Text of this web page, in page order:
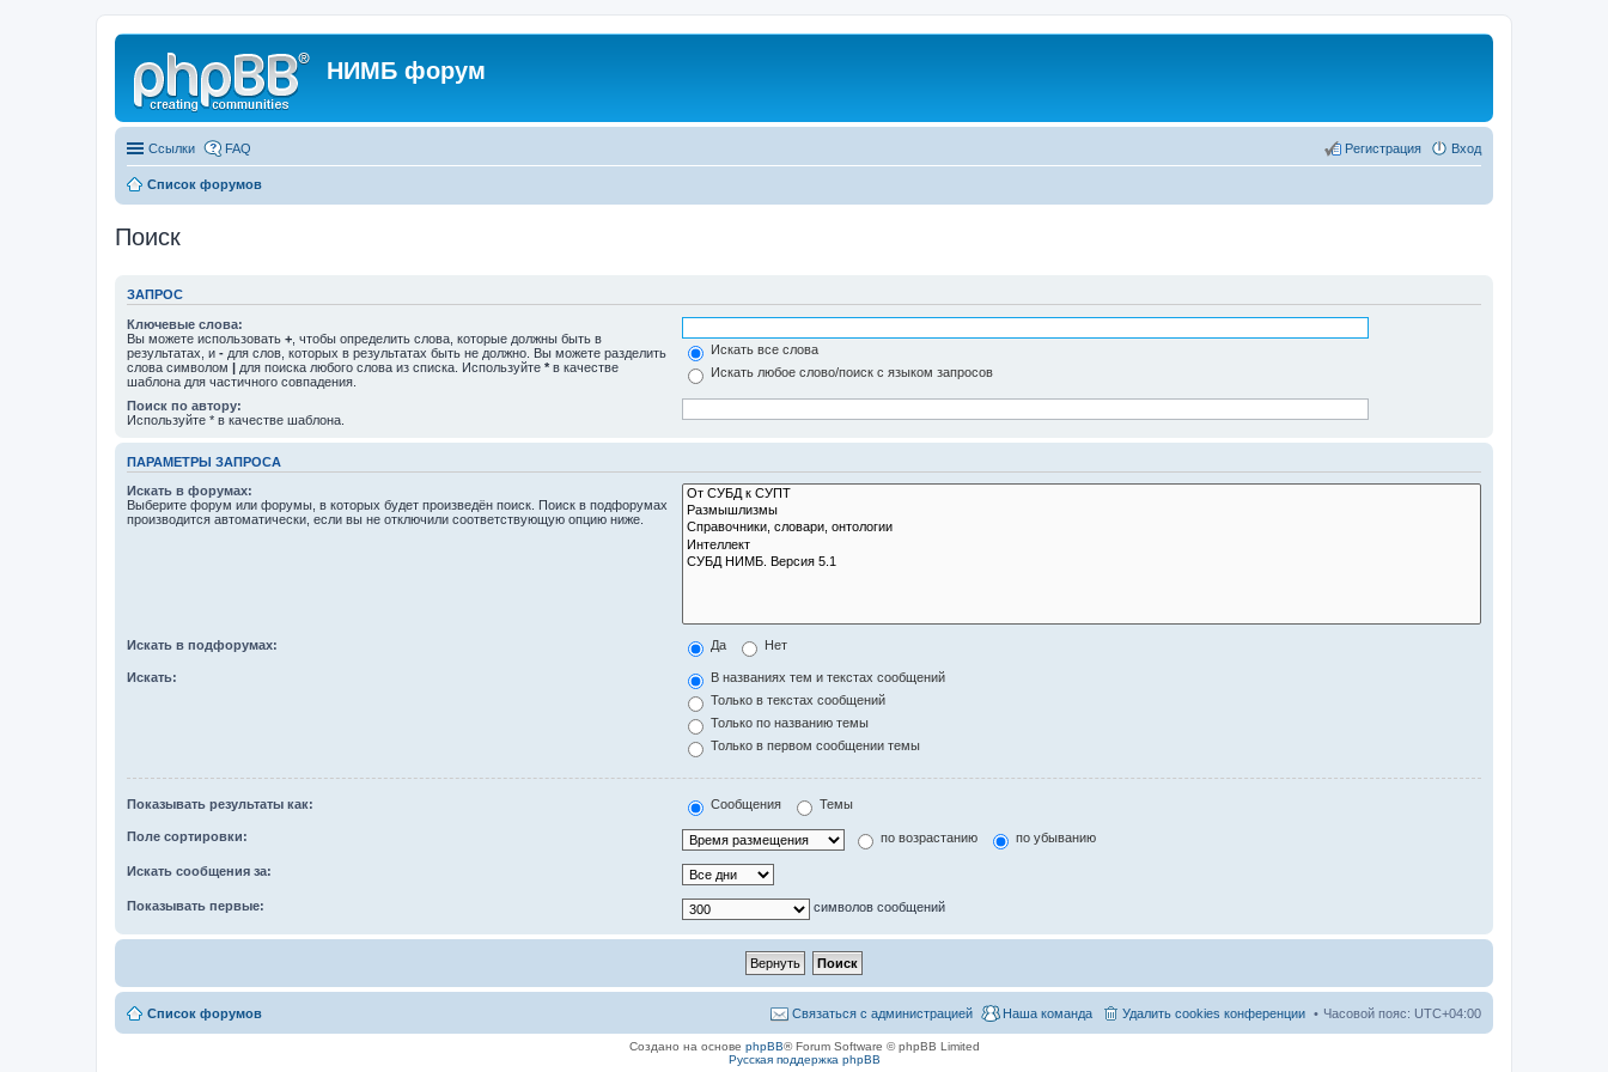
НИМБ форум
Ссылки FAQ Вход
Регистрация
Список форумов
Поиск
ЗАПРОС
Ключевые слова:
Вы можете использовать + , чтобы определить слова, которые должны быть в
результатах, и - для слов, которых в результатах быть не должно. Вы можете разделить
слова символом | для поиска любого слова из списка. Используйте * в качестве
шаблона для частичного совпадения.
Искать все слова
Искать любое слово/поиск с языком запросов
Поиск по автору:
Используйте * в качестве шаблона.
ПАРАМЕТРЫ ЗАПРОСА
Искать в форумах:
Выберите форум или форумы, в которых будет произведён поиск. Поиск в подфорумах
производится автоматически, если вы не отключили соответствующую опцию ниже.
Искать в подфорумах: Да Нет
Искать:
В названиях тем и текстах сообщений
Только в текстах сообщений
Только по названию темы
Только в первом сообщении темы
Показывать результаты как: Сообщения Темы
Поле сортировки: по возрастанию по убыванию
Искать сообщения за:
Показывать первые: символов сообщений
Список форумов Часовой пояс: UTC+04:00
Удалить cookies конференции
Наша команда
Связаться с администрацией
Создано на основе phpBB® Forum Software © phpBB Limited
Русская поддержка phpBB